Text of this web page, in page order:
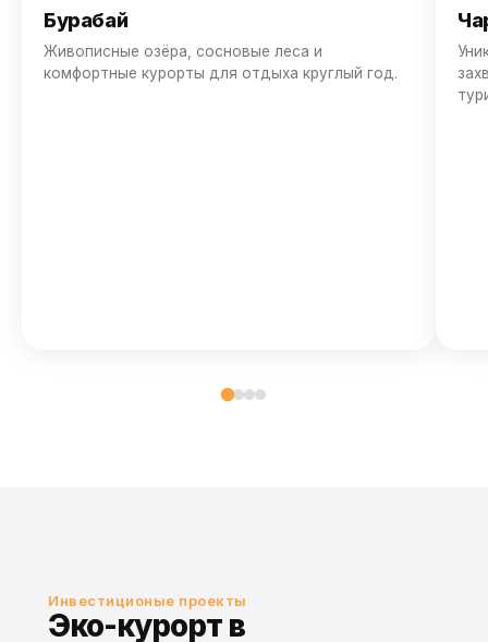
Бурабай
Живописные озёра, сосновые леса и
комфортные курорты для отдыха круглый год.
Инвестиционые проекты
Эко-курорт в